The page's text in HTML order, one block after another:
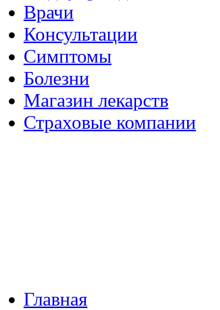
Врачи
Консультации
Симптомы
Болезни
Магазин лекарств
Страховые компании
Главная